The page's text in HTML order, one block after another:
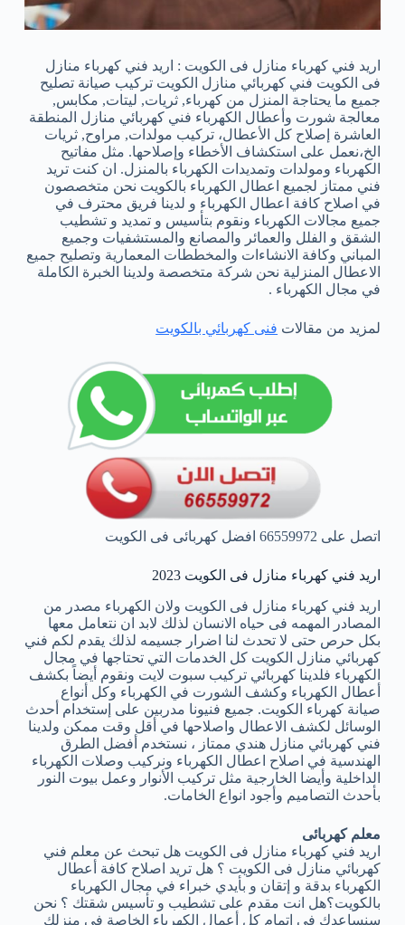
اريد فني كهرباء منازل فى الكويت : اريد فني كهرباء منازل
فى الكويت فني كهربائي منازل الكويت تركيب صيانة تصليح
جميع ما يحتاجة المنزل من كهرباء, ثريات, ليتات, مكابس,
معالجة شورت وأعطال الكهرباء فني كهربائي منازل المنطقة
العاشرة إصلاح كل الأعطال، تركيب مولدات, مراوح, ثريات
الخ،نعمل على استكشاف الأخطاء وإصلاحها. مثل مفاتيح
الكهرباء ومولدات وتمديدات الكهرباء بالمنزل. ان كنت تريد
فني ممتاز لجميع اعطال الكهرباء بالكويت نحن متخصصون
في اصلاح كافة اعطال الكهرباء و لدينا فريق محترف في
جميع مجالات الكهرباء ونقوم بتأسيس و تمديد و تشطيب
الشقق و الفلل والعمائر والمصانع والمستشفيات وجميع
المباني وكافة الانشاءات والمخططات المعمارية وتصليح جميع
الاعطال المنزلية نحن شركة متخصصة ولدينا الخبرة الكاملة
في مجال الكهرباء .
لمزيد من مقالات فنى كهربائي بالكويت
اتصل على 66559972 افضل كهربائى فى الكويت
اريد فني كهرباء منازل فى الكويت 2023
اريد فني كهرباء منازل فى الكويت ولان الكهرباء مصدر من
المصادر المهمه فى حياه الانسان لذلك لابد ان نتعامل معها
بكل حرص حتى لا تحدث لنا اضرار جسيمه لذلك يقدم لكم فني
كهربائي منازل الكويت كل الخدمات التي تحتاجها في مجال
الكهرباء فلدينا كهربائي تركيب سبوت لايت ونقوم أيضاً بكشف
أعطال الكهرباء وكشف الشورت في الكهرباء وكل أنواع
صيانة كهرباء الكويت. جميع فنيونا مدربين على إستخدام أحدث
الوسائل لكشف الاعطال واصلاحها في أقل وقت ممكن ولدينا
فني كهربائي منازل هندي ممتاز ، نستخدم أفضل الطرق
الهندسية في اصلاح اعطال الكهرباء ونركيب وصلات الكهرباء
الداخلية وأيضا الخارجية مثل تركيب الأنوار وعمل بيوت النور
بأحدث التصاميم وأجود انواع الخامات.
معلم كهربائى
اريد فني كهرباء منازل فى الكويت هل تبحث عن معلم فني
كهربائي منازل فى الكويت ؟ هل تريد اصلاح كافة أعطال
الكهرباء بدقة و إتقان و بأيدي خبراء في مجال الكهرباء
بالكويت؟هل انت مقدم على تشطيب و تأسيس شقتك ؟ نحن
سنساعدك في إتمام كل أعمال الكهرباء الخاصة في منزلك